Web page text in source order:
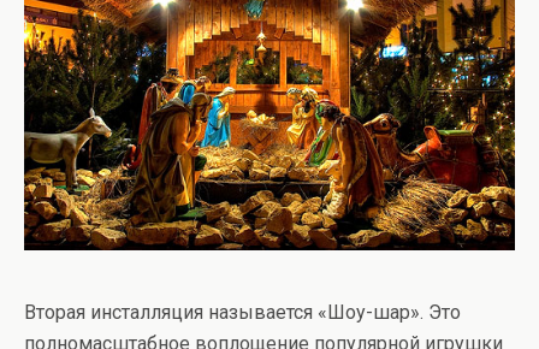
Вторая инсталляция называется «Шоу-шар». Это
полномасштабное воплощение популярной игрушки